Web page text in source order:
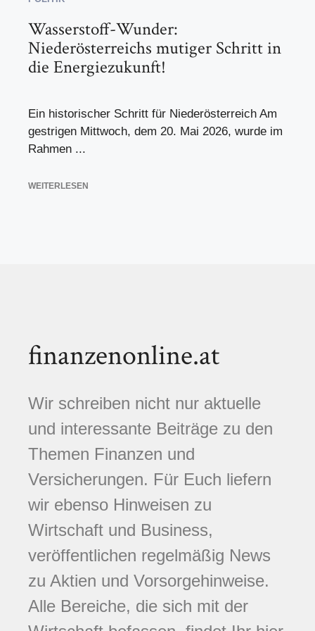
Wasserstoff-Wunder:
Niederösterreichs mutiger Schritt in
die Energiezukunft!
Ein historischer Schritt für Niederösterreich Am
gestrigen Mittwoch, dem 20. Mai 2026, wurde im
Rahmen ...
WEITERLESEN
finanzenonline.at
Wir schreiben nicht nur aktuelle
und interessante Beiträge zu den
Themen Finanzen und
Versicherungen. Für Euch liefern
wir ebenso Hinweisen zu
Wirtschaft und Business,
veröffentlichen regelmäßig News
zu Aktien und Vorsorgehinweise.
Alle Bereiche, die sich mit der